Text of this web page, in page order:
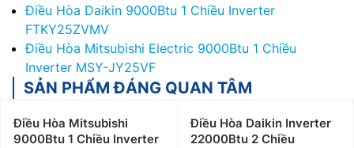
Điều Hòa Daikin 9000Btu 1 Chiều Inverter
FTKY25ZVMV
Điều Hòa Mitsubishi Electric 9000Btu 1 Chiều
Inverter MSY-JY25VF
SẢN PHẨM ĐÁNG QUAN TÂM
Điều Hòa Mitsubishi
9000Btu 1 Chiều Inverter
Điều Hòa Daikin Inverter
22000Btu 2 Chiều